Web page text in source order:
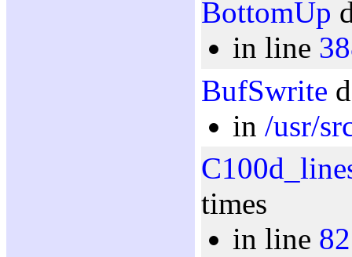
BottomUp
in line
BufSwrite
in /usr/
times
in line